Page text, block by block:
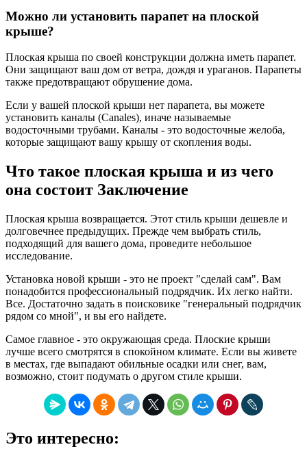
Можно ли установить парапет на плоской
крыше?
Плоская крыша по своей конструкции должна иметь парапет.
Они защищают ваш дом от ветра, дождя и ураганов. Парапеты
также предотвращают обрушение дома.
Если у вашей плоской крыши нет парапета, вы можете
установить каналы (Canales), иначе называемые
водосточными трубами. Каналы - это водосточные желоба,
которые защищают вашу крышу от скопления воды.
Что такое плоская крыша и из чего
она состоит Заключение
Плоская крыша возвращается. Этот стиль крыши дешевле и
долговечнее предыдущих. Прежде чем выбрать стиль,
подходящий для вашего дома, проведите небольшое
исследование.
Установка новой крыши - это не проект "сделай сам". Вам
понадобится профессиональный подрядчик. Их легко найти.
Все. Достаточно задать в поисковике "генеральный подрядчик
рядом со мной", и вы его найдете.
Самое главное - это окружающая среда. Плоские крыши
лучше всего смотрятся в спокойном климате. Если вы живете
в местах, где выпадают обильные осадки или снег, вам,
возможно, стоит подумать о другом стиле крыши.
Это интересно: